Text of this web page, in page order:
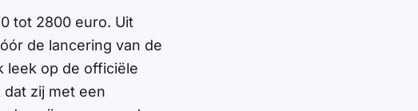
tot 2800 euro. Uit
de lancering van de
leek op de officiële
zij met een